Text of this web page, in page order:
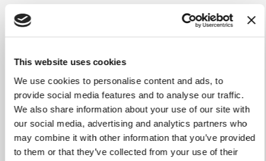
This website uses cookies
We use cookies to personalise content and ads, to
provide social media features and to analyse our traffic.
We also share information about your use of our site with
our social media, advertising and analytics partners who
may combine it with other information that you’ve provided
to them or that they’ve collected from your use of their
Gesamtlänge 43 cm
Verwendung und
Wartung
Mit einem Mikrofasertuch
reinigen.